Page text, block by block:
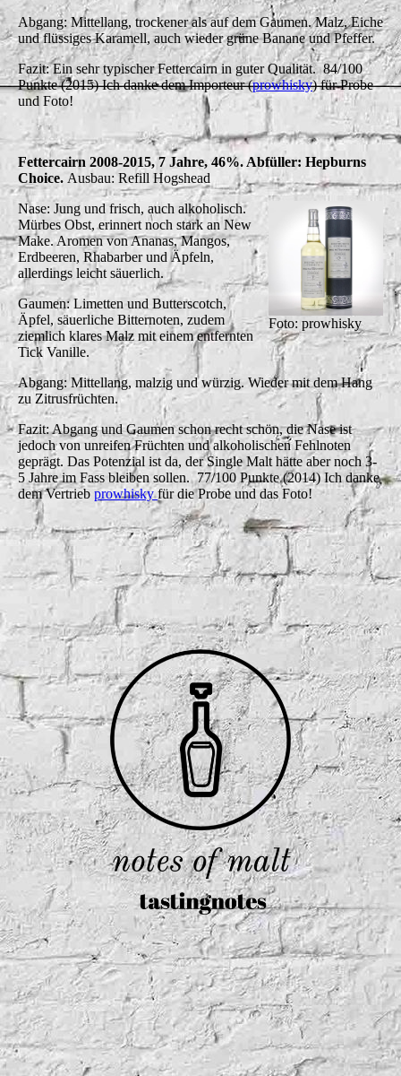
Abgang: Mittellang, trockener als auf dem Gaumen. Malz, Eiche
und flüssiges Karamell, auch wieder grüne Banane und Pfeffer.
Fazit: Ein sehr typischer Fettercairn in guter Qualität.84/100
Punkte (2015) Ich danke dem Importeur (prowhisky) für Probe
und Foto!
Fettercairn 2008-2015, 7 Jahre, 46%. Abfüller: Hepburns
Choice. Ausbau: Refill Hogshead
Foto: prowhisky
Nase: Jung und frisch, auch alkoholisch.
Mürbes Obst, erinnert noch stark an New
Make. Aromen von Ananas, Mangos,
Erdbeeren, Rhabarber und Äpfeln,
allerdings leicht säuerlich.
Gaumen: Limetten und Butterscotch,
Äpfel, säuerliche Bitternoten, zudem
ziemlich klares Malz mit einem entfernten
Tick Vanille.
Abgang: Mittellang, malzig und würzig. Wieder mit dem Hang
zu Zitrusfrüchten.
Fazit: Abgang und Gaumen schon recht schön, die Nase ist
jedoch von unreifen Früchten und alkoholischen Fehlnoten
geprägt. Das Potenzial ist da, der Single Malt hätte aber noch 3-
5 Jahre im Fass bleiben sollen. 77/100 Punkte (2014) Ich danke
dem Vertrieb prowhiskyfür die Probe und das Foto!